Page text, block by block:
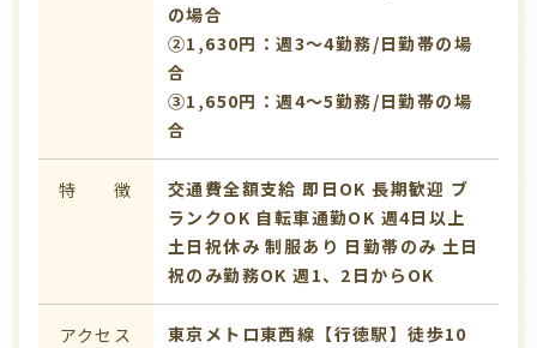
の場合
➁1,630円：週3～4勤務/日勤帯の場
合
③1,650円：週4～5勤務/日勤帯の場
合
特 徴 交通費全額支給 即日OK 長期歓迎 ブ
ランクOK 自転車通勤OK 週4日以上
土日祝休み 制服あり 日勤帯のみ 土日
祝のみ勤務OK 週1、2日からOK
アクセス
東京メトロ東西線【行徳駅】徒歩10